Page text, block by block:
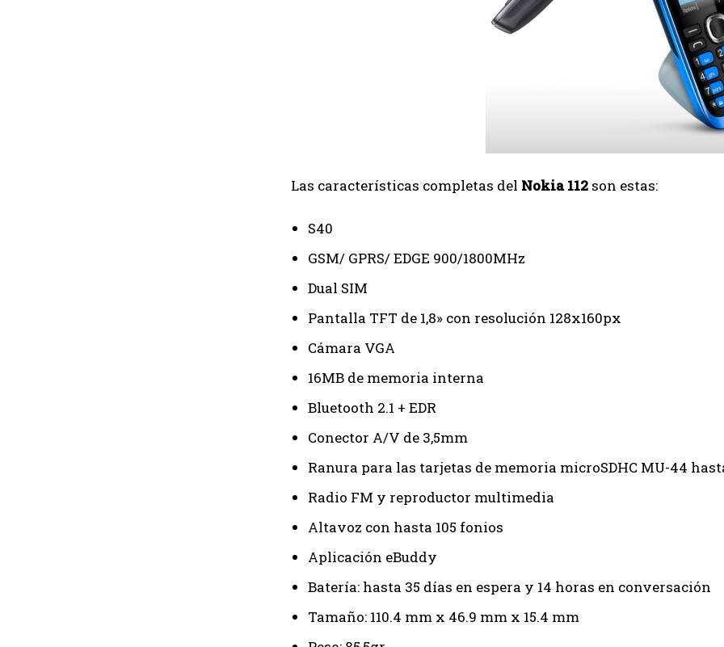
Las características completas del Nokia 112 son estas:
S40
GSM/ GPRS/ EDGE 900/1800MHz
Dual SIM
Pantalla TFT de 1,8» con resolución 128x160px
Cámara VGA
16MB de memoria interna
Bluetooth 2.1 + EDR
Conector A/V de 3,5mm
Ranura para las tarjetas de memoria microSDHC MU-44
Radio FM y reproductor multimedia
Altavoz con hasta 105 fonios
Aplicación eBuddy
Batería: hasta 35 días en espera y 14 horas en conversación
Tamaño: 110.4 mm x 46.9 mm x 15.4 mm